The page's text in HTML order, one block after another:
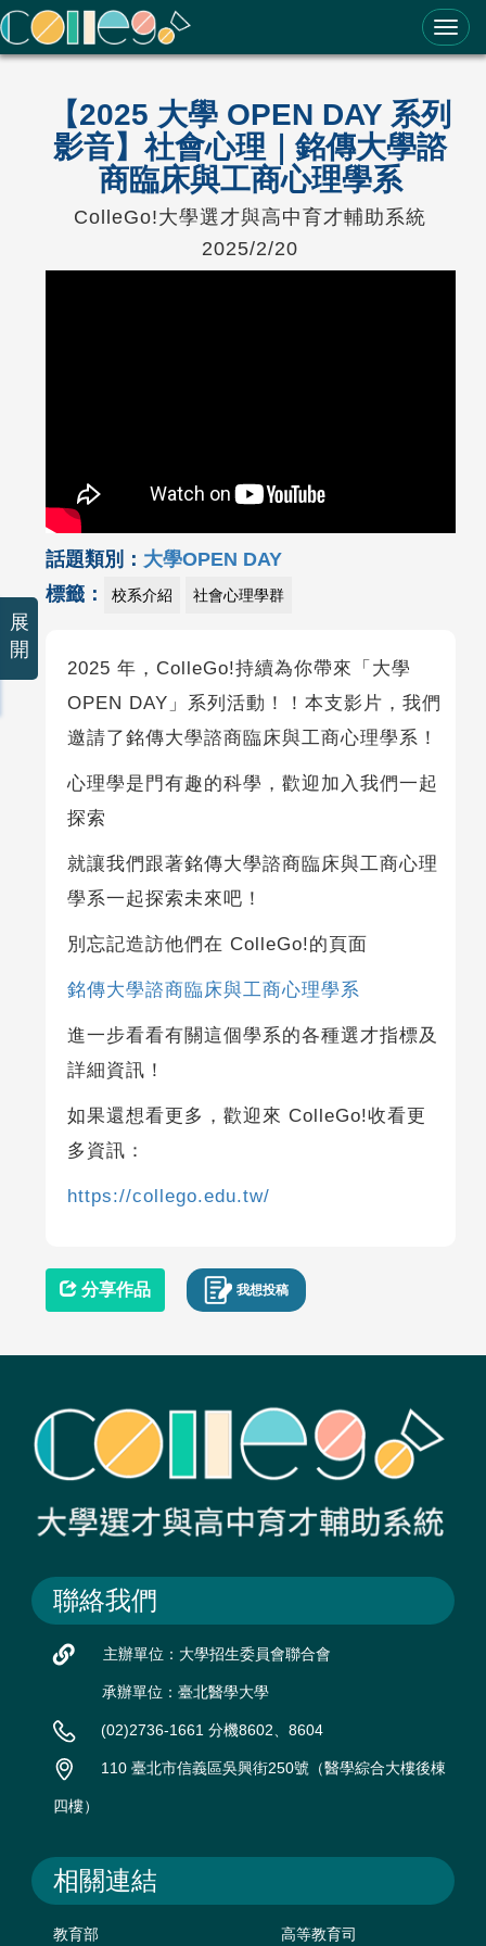
ColleGo! 大學選才與高中育才輔助系統
【2025 大學 OPEN DAY 系列
影音】社會心理｜銘傳大學諮
商臨床與工商心理學系
ColleGo!大學選才與高中育才輔助系統
2025/2/20
話題類別： 大學OPEN DAY
標籤：
校系介紹 社會心理學群
2025 年，ColleGo!持續為你帶來「大學
OPEN DAY」系列活動！！本支影片，我們
邀請了銘傳大學諮商臨床與工商心理學系！
心理學是門有趣的科學，歡迎加入我們一起
探索
就讓我們跟著銘傳大學諮商臨床與工商心理
學系一起探索未來吧！
別忘記造訪他們在 ColleGo!的頁面
銘傳大學諮商臨床與工商心理學系
進一步看看有關這個學系的各種選才指標及
詳細資訊！
如果還想看更多，歡迎來 ColleGo!收看更
多資訊：
https://collego.edu.tw/
分享作品 我想投稿
聯絡我們
主辦單位：大學招生委員會聯合會
承辦單位：臺北醫學大學
(02)2736-1661 分機8602、8604
110 臺北市信義區吳興街250號（醫學綜合大樓後棟
四樓）
相關連結
教育部 高等教育司
展
開